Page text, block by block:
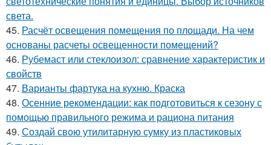
света.
45. Расчёт освещения помещения по площади. На чем
основаны расчеты освещенности помещений?
46. Рубемаст или стеклоизол: сравнение характеристик и
свойств
47. Варианты фартука на кухню. Краска
48. Осенние рекомендации: как подготовиться к сезону с
помощью правильного режима и рациона питания
49. Создай свою утилитарную сумку из пластиковых